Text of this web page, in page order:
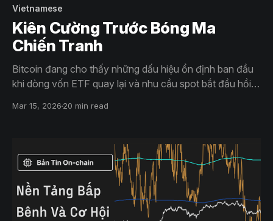
Vietnamese
Kiên Cường Trước Bóng Ma
Chiến Tranh
Bitcoin đang cho thấy những dấu hiệu ổn định ban đầu
khi dòng vốn ETF quay lại và nhu cầu spot bắt đầu hồi
quá đông đúc, trong khi biến động quyền chọn giảm bớt
Mar 15, 2026 20 min read